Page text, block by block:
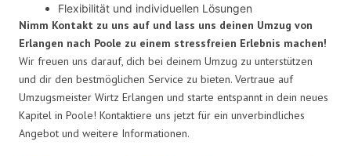
Flexibilität und individuellen Lösungen
Nimm Kontakt zu uns auf und lass uns deinen Umzug von
Erlangen nach Poole zu einem stressfreien Erlebnis machen!
Wir freuen uns darauf, dich bei deinem Umzug zu unterstützen
und dir den bestmöglichen Service zu bieten. Vertraue auf
Umzugsmeister Wirtz Erlangen und starte entspannt in dein neues
Kapitel in Poole! Kontaktiere uns jetzt für ein unverbindliches
Angebot und weitere Informationen.